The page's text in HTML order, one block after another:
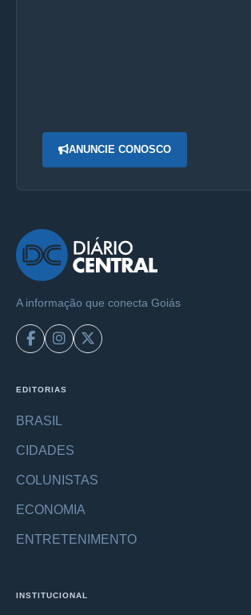
ANUNCIE CONOSCO
A informação que conecta Goiás
EDITORIAS
BRASIL
CIDADES
COLUNISTAS
ECONOMIA
ENTRETENIMENTO
INSTITUCIONAL